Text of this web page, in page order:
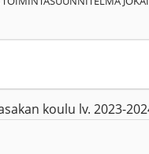
koulu lv. 2023-